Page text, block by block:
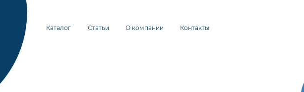
Каталог Статьи О компании Контакты